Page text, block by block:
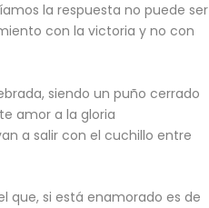
la respuesta no puede ser
con la victoria y no con
siendo un puño cerrado
amor a la gloria
a salir con el cuchillo entre
que, si está enamorado es de